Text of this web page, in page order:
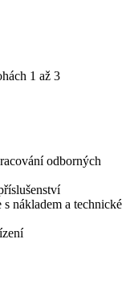
1 až 3
odborných
nákladem a technické